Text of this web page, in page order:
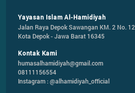
Yayasan Islam Al-Hamidiyah
Jalan Raya Depok Sawangan KM. 2 No. 12
Kota Depok - Jawa Barat 16345
Kontak Kami
humasalhamidiyah@gmail.com
08111156554
Instagram : @alhamidiyah_official